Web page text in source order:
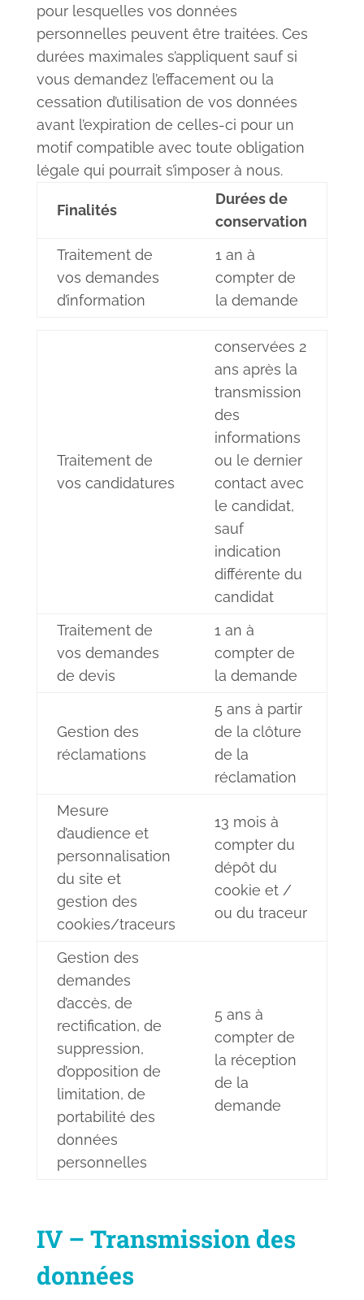
pour lesquelles vos données
personnelles peuvent être traitées. Ces
durées maximales s’appliquent sauf si
vous demandez l’effacement ou la
cessation d’utilisation de vos données
avant l’expiration de celles-ci pour un
motif compatible avec toute obligation
légale qui pourrait s’imposer à nous.
Finalités
Durées de
conservation
Traitement de
vos demandes
d’information
1 an à
compter de
la demande
Traitement de
vos candidatures
conservées 2
ans après la
transmission
des
informations
ou le dernier
contact avec
le candidat,
sauf
indication
différente du
candidat
Traitement de
vos demandes
de devis
1 an à
compter de
la demande
Gestion des
réclamations
5 ans à partir
de la clôture
de la
réclamation
Mesure
d’audience et
personnalisation
du site et
gestion des
cookies/traceurs
13 mois à
compter du
dépôt du
cookie et /
ou du traceur
Gestion des
demandes
d’accès, de
rectification, de
suppression,
d’opposition de
limitation, de
portabilité des
données
personnelles
5 ans à
compter de
la réception
de la
demande
IV – Transmission des
données